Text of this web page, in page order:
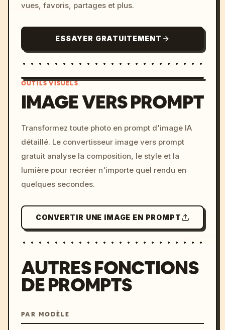
vues, favoris, partages et plus.
ESSAYER GRATUITEMENT
c, cyberpunk sunset, neon
colors, 8k --v 6.0
OUTILS VISUELS
IMAGE VERS PROMPT
Transformez toute photo en prompt d'image IA
détaillé. Le convertisseur image vers prompt
gratuit analyse la composition, le style et la
lumière pour recréer n'importe quel rendu en
quelques secondes.
CONVERTIR UNE IMAGE EN PROMPT
AUTRES FONCTIONS
DE PROMPTS
PAR MODÈLE